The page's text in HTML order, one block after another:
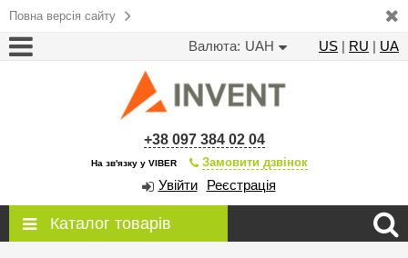
Повна версія сайту
Валюта: UAH US | RU | UA
+38 097 384 02 04
На зв'язку у VIBER Замовити дзвінок
Увійти Реєстрація
Каталог товарів